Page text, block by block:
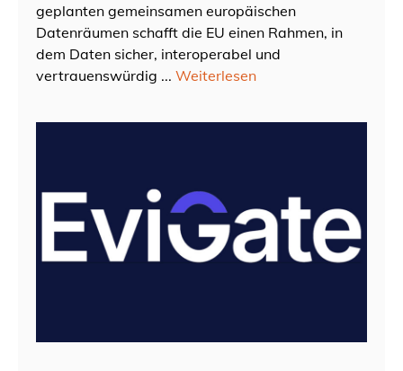
geplanten gemeinsamen europäischen
Datenräumen schafft die EU einen Rahmen, in
dem Daten sicher, interoperabel und
vertrauenswürdig ... Weiterlesen